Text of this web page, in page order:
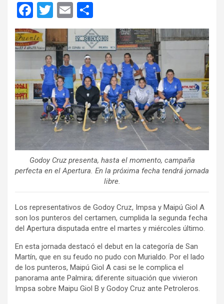
F
a
ce
b
o
o
k
T
wi
tt
er
E
m
ail
o
m
p
ar
tir
Godoy Cruz presenta, hasta el momento, campaña
perfecta en el Apertura. En la próxima fecha tendrá jornada
libre.
Los representativos de Godoy Cruz, Impsa y Maipú Giol A
son los punteros del certamen, cumplida la segunda fecha
del Apertura disputada entre el martes y miércoles último.
En esta jornada destacó el debut en la categoría de San
Martín, que en su feudo no pudo con Murialdo. Por el lado
de los punteros, Maipú Giol A casi se le complica el
panorama ante Palmira; diferente situación que vivieron
Impsa sobre Maipu Giol B y Godoy Cruz ante Petroleros.